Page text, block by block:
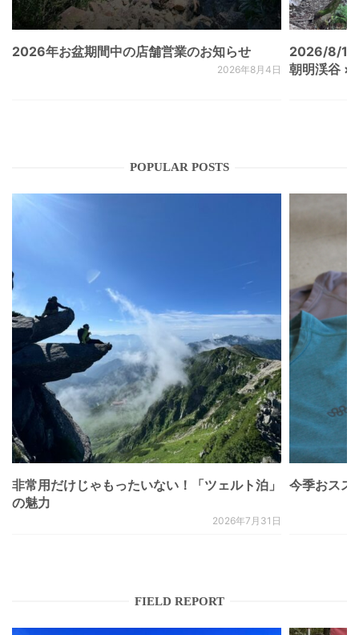
2026年お盆期間中の店舗営業のお知らせ
2026年8月4日
2026/8/
朝明渓谷 ×
POPULAR POSTS
非常用だけじゃもったいない！「ツェルト泊」
の魅力
2026年7月31日
今季おスス
FIELD REPORT